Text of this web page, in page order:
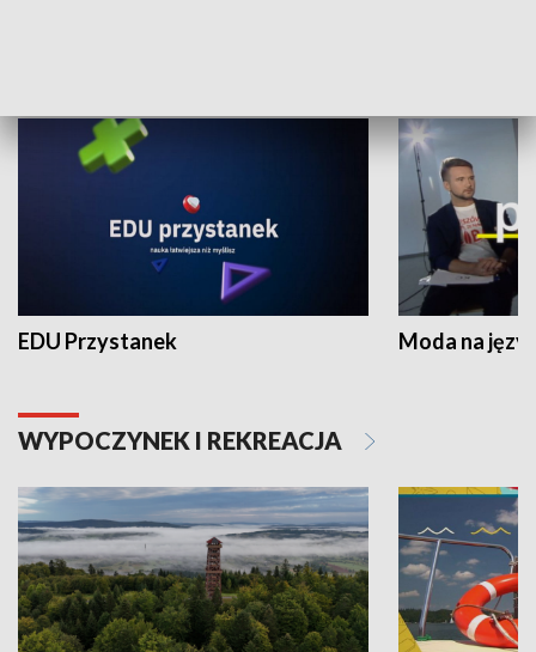
EDU Przystanek Moda na
WYPOCZYNEK I REKREACJA